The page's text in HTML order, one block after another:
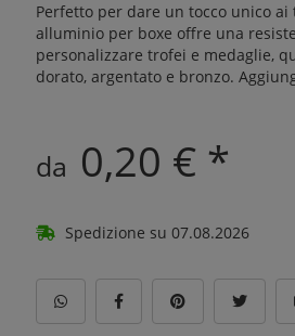
Perfetto per dare un tocco unico
alluminio per boxe offre una
personalizzare trofei e medaglie,
dorato, argentato e bronzo.
da 0,20 € *
Spedizione su 07.08.2026